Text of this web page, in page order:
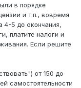
в порядке
и т.п., вовремя
4-5 до окончания,
платите налоги и
Если решите
от 150 до
самостоятельности